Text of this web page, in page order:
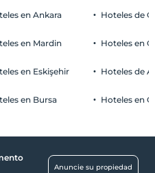
(en el sitio)
1 niños menores de 12
en Ankara
en Mardin
en Eskişehir
en Bursa
Hoteles de
Hoteles en
Hoteles de
Hoteles en
Anuncie su propiedad